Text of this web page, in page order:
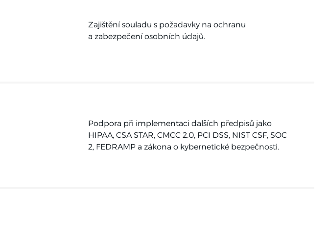
Zajištění souladu s požadavky na ochranu
a zabezpečení osobních údajů.
Podpora při implementaci dalších předpisů jako
HIPAA, CSA STAR, CMCC 2.0, PCI DSS, NIST CSF, SOC
2, FEDRAMP a zákona o kybernetické bezpečnosti.